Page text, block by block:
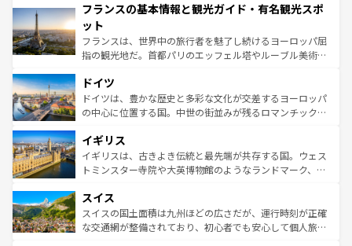
ませてくれるイタリアで、忘れられない旅をしてみよう！
なお、新着のイタリア情報は
しい。
文化が根付くこの国では、情熱的なフラメンコ、熱気あふ
れる闘牛、そして美味しいタパスが生活の一部となってい
る。首都マドリードの洗練された雰囲気や、バルセロナの
アートに溢れた街角から、地方では古代ローマ遺跡や中世
せる。地方によって風土や気候が異なるスペインはその個
性で訪れる人を魅了する。 なお、新着のスペイン情報は コ
ンテンツ一覧を参照してほしい。
フランスの基本情報と観光ガイド・有名観光スポ
ット
フランスは、世界中の旅行者を魅了し続けるヨーロッパ屈
指の観光地だ。首都パリのエッフェル塔やルーブル美術館
で、幅広い魅力が詰まっている。華麗な宮殿、歴史的な大
聖堂、美しいビーチ、そして豊かな自然が、訪れる者を心
から魅了する。また、フランスは美食の国としても知ら
いる。シャンパンの発祥地であるランス、プロヴァンスの
香り高いラベンダー畑など、多彩な楽しみ方が可能だ。さ
らに、パリ以外の地域にも魅力が溢れており、どの街角に
れる地方に足を運ぶとそれぞれで全く異なる文化を体験で
きるだろう。 なお、新着のフランス情報はコンテンツ一覧
を参照してほしい。
ドイツ
ドイツは、豊かな歴史と多彩な文化が交差するヨーロッパ
の中心に位置する国。中世の街並みが残るロマンチック街
顔を持つこの国は、どこを歩いても飽きることがない。ベ
ルリンの文化的活気、バイエルン州のアルプスの絶景、そ
してライン川沿いのワイン畑といった風景は必見。ビール
は、お酒好きな人にはぜひ体験してほしい。 なお、新着の
ドイツ情報はコンテンツ一覧を参照してほしい。
イギリス
イギリスは、古きよき伝統と最先端が共存する国。ウェス
トミンスター寺院や大英博物館のようなランドマーク、歴
リアごとに異なる魅力がある。また、優雅なアフタヌーン
ティー、ビール好きにはたまらない英国パブ、サッカー観
戦など、本場だからこそできる体験も豊富。イギリスを旅
スイス
スイスの国土面積は九州ほどの広さだが、運行時刻が正確
な交通網が整備されており、初心者でも安心して個人旅行